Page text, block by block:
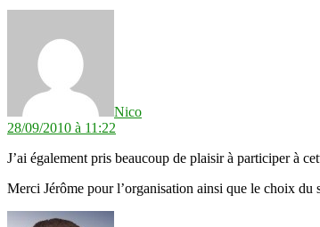
Nico
28/09/2010 à 11:22
J’ai également pris beaucoup de plaisir à participer à
Merci Jérôme pour l’organisation ainsi que le choix du